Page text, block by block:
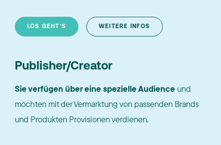
LOS GEHT'S WEITERE INFOS
Publisher/Creator
Sie verfügen über eine spezielle Audience und
möchten mit der Vermarktung von passenden Brands
und Produkten Provisionen verdienen.